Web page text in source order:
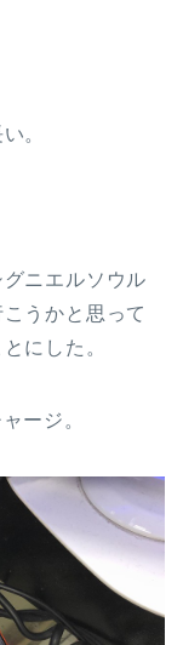
。
ニエルソウル
うかと思って
にした。
ージ。